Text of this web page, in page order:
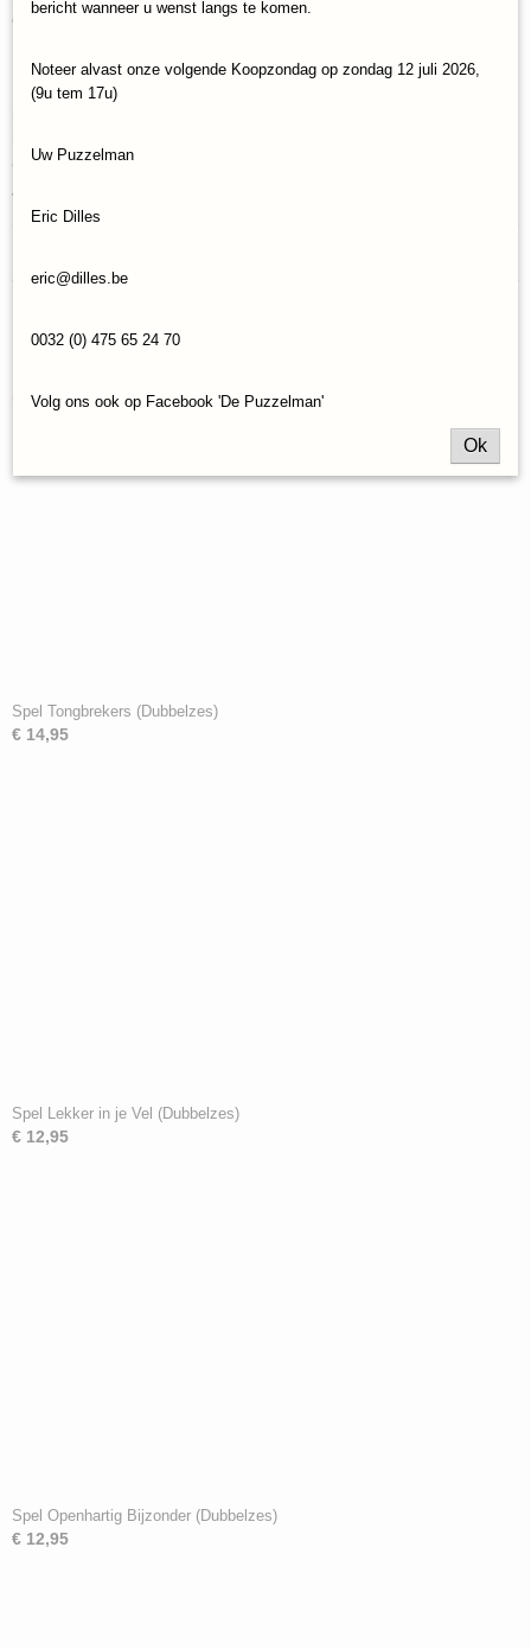
daarmee ook je kijk op elkaar.
Deze editie met meer dan 100 vragen in 2 talen (Nederlands en
Engels), geeft jou en je medespelers nieuwe inzichten en
achtergrond én elkaar (nog) beter te leren kennen en te begrijpen
Vanaf 12 jaar
Ook interessant
Spel Tongbrekers (Dubbelzes)
€ 14,95
Spel Lekker in je Vel (Dubbelzes)
€ 12,95
Spel Openhartig Bijzonder (Dubbelzes)
€ 12,95
bericht wanneer u wenst langs te komen.
Noteer alvast onze volgende Koopzondag op zondag 12 juli 2026,
(9u tem 17u)
Uw Puzzelman
Eric Dilles
eric@dilles.be
0032 (0) 475 65 24 70
Volg ons ook op Facebook 'De Puzzelman'
Ok